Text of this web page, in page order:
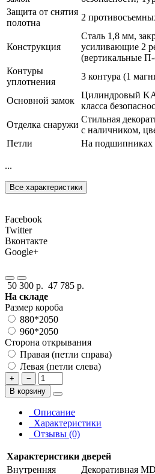
Защита от снятия
полотна
2
Конструкция
Сталь 1,8 мм,
усиливающие 2
(вертикальные
Контуры
уплотнения
3 контура (1
Основной замок
Цилиндровый
класса
Отделка снаружи
Стильная
с наличником,
Петли
На подшипниках
...
Все характеристики
Facebook
Twitter
Вконтакте
Google+
50 300 р. 47 785 р.
На складе
Размер короба
880*2050
960*2050
Сторона открывания
Правая (петли справа)
Левая (петли слева)
+
−
В корзину
Описание
Характеристики
Отзывы (0)
Характеристики дверей
Внутренняя
Декоративная